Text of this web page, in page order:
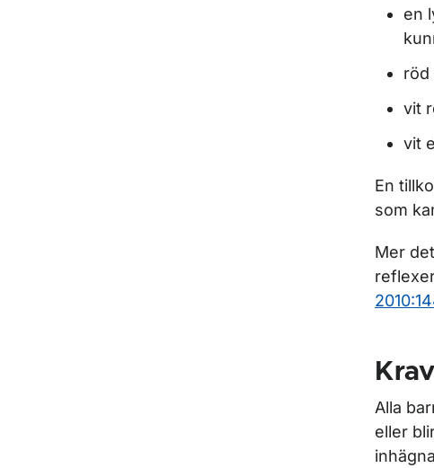
en
röd
vit
vit
En
som
Mer
Alla
eller